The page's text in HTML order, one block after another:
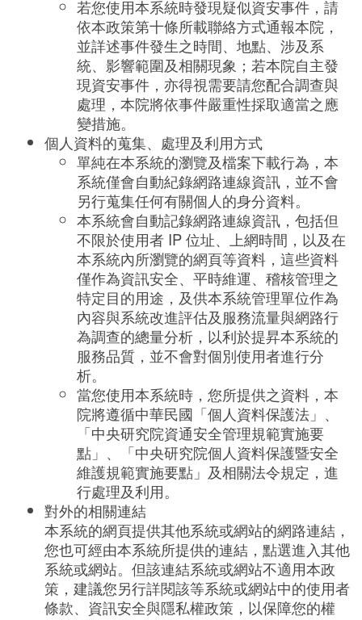
若您使用本系統時發現疑似資安事件，請
依本政策第十條所載聯絡方式通報本院，
並詳述事件發生之時間、地點、涉及系
統、影響範圍及相關現象；若本院自主發
現資安事件，亦得視需要請您配合調查與
處理，本院將依事件嚴重性採取適當之應
變措施。
個人資料的蒐集、處理及利用方式
單純在本系統的瀏覽及檔案下載行為，本
系統僅會自動紀錄網路連線資訊，並不會
另行蒐集任何有關個人的身分資料。
本系統會自動記錄網路連線資訊，包括但
不限於使用者 IP 位址、上網時間，以及在
本系統內所瀏覽的網頁等資料，這些資料
僅作為資訊安全、平時維運、稽核管理之
特定目的用途，及供本系統管理單位作為
內容與系統改進評估及服務流量與網路行
為調查的總量分析，以利於提昇本系統的
服務品質，並不會對個別使用者進行分
析。
當您使用本系統時，您所提供之資料，本
院將遵循中華民國「個人資料保護法」、
「中央研究院資通安全管理規範實施要
點」、「中央研究院個人資料保護暨安全
維護規範實施要點」及相關法令規定，進
行處理及利用。
對外的相關連結
本系統的網頁提供其他系統或網站的網路連結，
您也可經由本系統所提供的連結，點選進入其他
系統或網站。但該連結系統或網站不適用本政
策，建議您另行詳閱該等系統或網站中的使用者
條款、資訊安全與隱私權政策，以保障您的權